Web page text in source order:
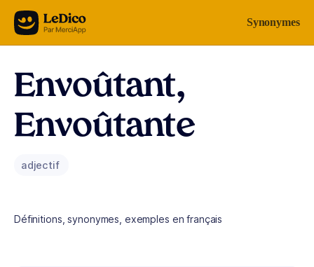
Aller au contenu Synonymes
Envoûtant,
Envoûtante
adjectif
Définitions, synonymes, exemples en français